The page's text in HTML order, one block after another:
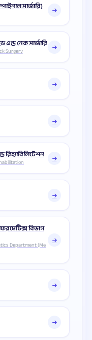
সার্জারি)
নেক সার্জারি
Surgery
বিভাগ
Department (Me